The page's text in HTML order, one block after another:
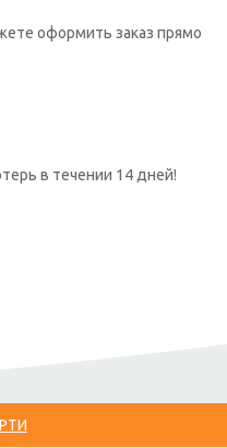
оформить заказ прямо
в течении 14 дней!